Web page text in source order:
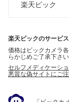
楽天ビック
楽天ビックのサービ
価格はビックカメラ
らかじめご了承下さい
セルフメディケーシ
悪質な偽サイトにご